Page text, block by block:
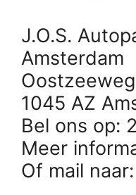
J.O.S.
Amsterdam
1045 AZ
Bel ons op:
Meer
Of mail naar: